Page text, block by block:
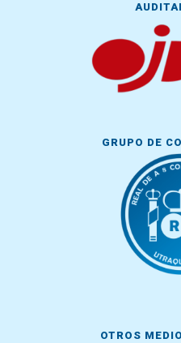
GRUPO DE
OTROS